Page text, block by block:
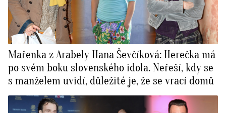
Mařenka z Arabely Hana Ševčíková: Herečka má
po svém boku slovenského idola. Neřeší, kdy se
s manželem uvidí, důležité je, že se vrací domů